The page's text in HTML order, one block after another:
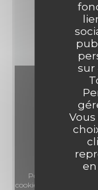
sur
en
Pour afficher la
cookies Waze Map